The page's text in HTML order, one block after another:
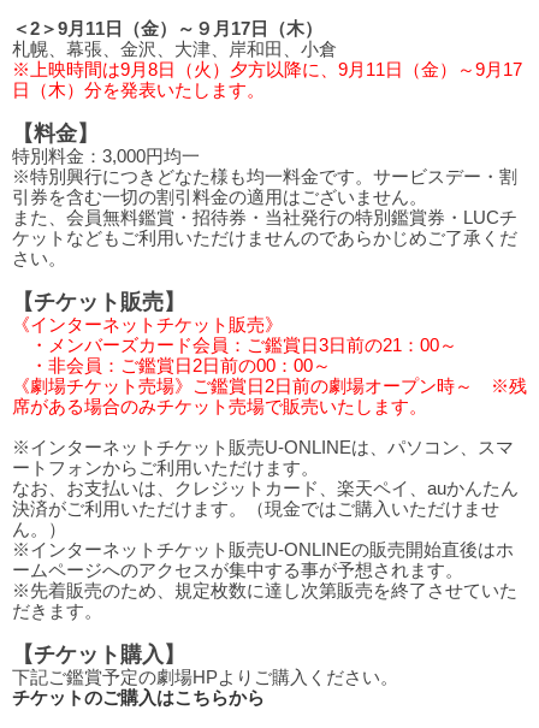
＜2＞9月11日（金）～９月17日（木）
札幌、幕張、金沢、大津、岸和田、小倉
※上映時間は9月8日（火）夕方以降に、9月11日（金）～9月17
日（木）分を発表いたします。
【料金】
特別料金：3,000円均一
※特別興行につきどなた様も均一料金です。サービスデー・割
引券を含む一切の割引料金の適用はございません。
また、会員無料鑑賞・招待券・当社発行の特別鑑賞券・LUCチ
ケットなどもご利用いただけませんのであらかじめご了承くだ
さい。
【チケット販売】
《インターネットチケット販売》
・メンバーズカード会員：ご鑑賞日3日前の21：00～
・非会員：ご鑑賞日2日前の00：00～
《劇場チケット売場》ご鑑賞日2日前の劇場オープン時～ ※残
席がある場合のみチケット売場で販売いたします。
※インターネットチケット販売U-ONLINEは、パソコン、スマ
ートフォンからご利用いただけます。
なお、お支払いは、クレジットカード、楽天ペイ、auかんたん
決済がご利用いただけます。（現金ではご購入いただけませ
ん。）
※インターネットチケット販売U-ONLINEの販売開始直後はホ
ームページへのアクセスが集中する事が予想されます。
※先着販売のため、規定枚数に達し次第販売を終了させていた
だきます。
【チケット購入】
下記ご鑑賞予定の劇場HPよりご購入ください。
チケットのご購入はこちらから